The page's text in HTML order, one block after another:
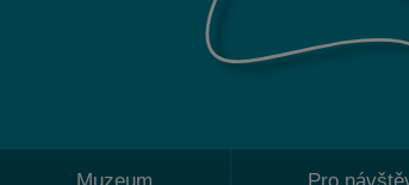
Muzeum Pro